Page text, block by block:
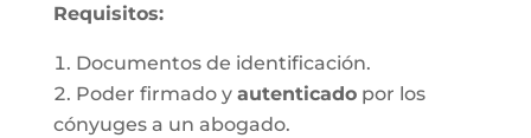
Requisitos:
Documentos de identificación.
Poder firmado y autenticadopor los
cónyuges a un abogado.